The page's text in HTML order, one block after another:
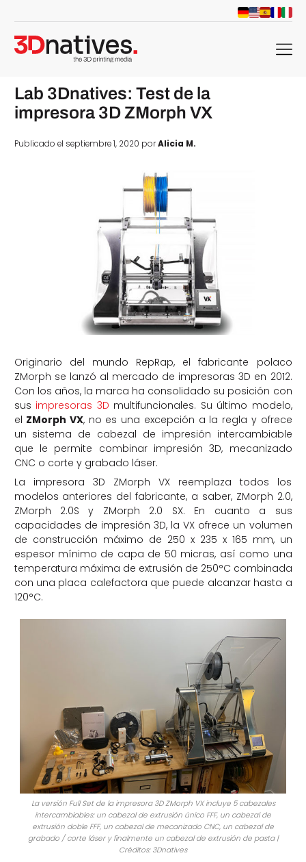
menu
Lab 3Dnatives: Test de la
impresora 3D ZMorph VX
Publicado el septiembre 1, 2020 porAlicia M.
Originario del mundo RepRap, el fabricante polaco
ZMorph se lanzó al mercado de impresoras 3D en 2012.
Con los años, la marca ha consolidado su posición con
sus impresoras 3D multifuncionales. Su último modelo,
el ZMorph VX, no es una excepción a la regla y ofrece
un sistema de cabezal de impresión intercambiable
que le permite combinar impresión 3D, mecanizado
CNC o corte y grabado láser.
La impresora 3D ZMorph VX reemplaza todos los
modelos anteriores del fabricante, a saber, ZMorph 2.0,
ZMorph 2.0S y ZMorph 2.0 SX. En cuanto a sus
capacidades de impresión 3D, la VX ofrece un volumen
de construcción máximo de 250 x 235 x 165 mm, un
espesor mínimo de capa de 50 micras, así como una
temperatura máxima de extrusión de 250°C combinada
con una placa calefactora que puede alcanzar hasta a
120°C.
La versión Full Set de la impresora 3D ZMorph VX incluye 5 cabezales
intercambiables: un cabezal de extrusión único FFF, un cabezal de
extrusión doble FFF, un cabezal de mecanizado CNC, un cabezal de
grabado / corte láser y finalmente un cabezal de extrusión de pasta |
Créditos: 3Dnatives